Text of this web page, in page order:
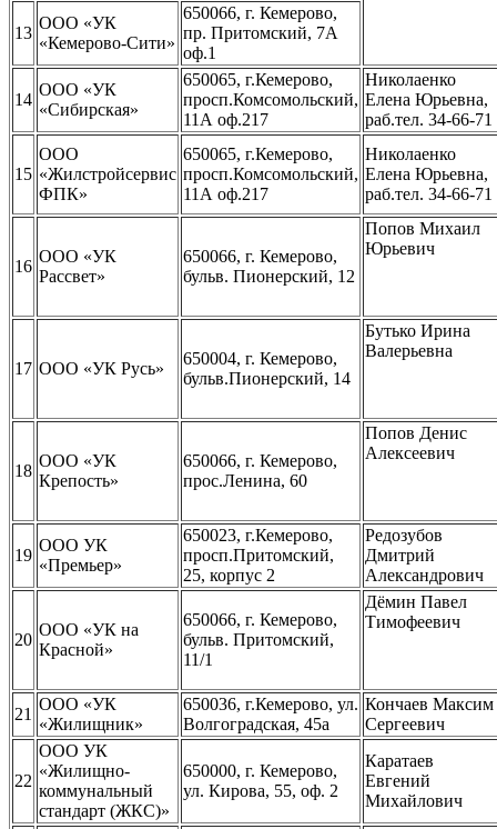
13
ООО «УК
«Кемерово-Сити»
650066, г. Кемерово,
пр. Притомский, 7А
оф.1
14
ООО «УК
«Сибирская»
650065, г.Кемерово,
просп.Комсомольский,
11А оф.217
Николаенко
Елена Юрьевна,
раб.тел. 34-66-71
15
ООО
«Жилстройсервис
ФПК»
650065, г.Кемерово,
просп.Комсомольский,
11А оф.217
Николаенко
Елена Юрьевна,
раб.тел. 34-66-71
16
ООО «УК
Рассвет»
650066, г. Кемерово,
бульв. Пионерский, 12
Попов Михаил
Юрьевич
17 ООО «УК Русь»
650004, г. Кемерово,
бульв.Пионерский, 14
Бутько Ирина
Валерьевна
18
ООО «УК
Крепость»
650066, г. Кемерово,
прос.Ленина, 60
Попов Денис
Алексеевич
19
ООО УК
«Премьер»
650023, г.Кемерово,
просп.Притомский,
25, корпус 2
Редозубов
Дмитрий
Александрович
20
ООО «УК на
Красной»
650066, г. Кемерово,
бульв. Притомский,
11/1
Дёмин Павел
Тимофеевич
21
ООО «УК
«Жилищник»
650036, г.Кемерово, ул.
Волгоградская, 45а
Кончаев Максим
Сергеевич
22
ООО УК
«Жилищно-
коммунальный
стандарт (ЖКС)»
650000, г. Кемерово,
ул. Кирова, 55, оф. 2
Каратаев
Евгений
Михайлович